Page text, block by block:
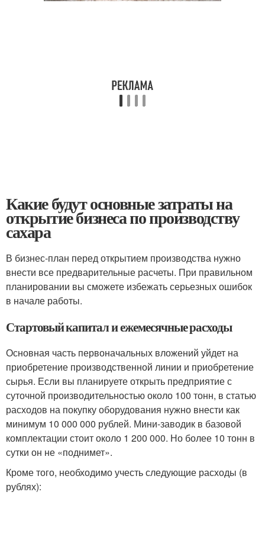
Какие будут основные затраты на
открытие бизнеса по производству
сахара
В бизнес-план перед открытием производства нужно
внести все предварительные расчеты. При правильном
планировании вы сможете избежать серьезных ошибок
в начале работы.
Стартовый капитал и ежемесячные расходы
Основная часть первоначальных вложений уйдет на
приобретение производственной линии и приобретение
сырья. Если вы планируете открыть предприятие с
суточной производительностью около 100 тонн, в статью
расходов на покупку оборудования нужно внести как
минимум 10 000 000 рублей. Мини-заводик в базовой
комплектации стоит около 1 200 000. Но более 10 тонн в
сутки он не «поднимет».
Кроме того, необходимо учесть следующие расходы (в
рублях):